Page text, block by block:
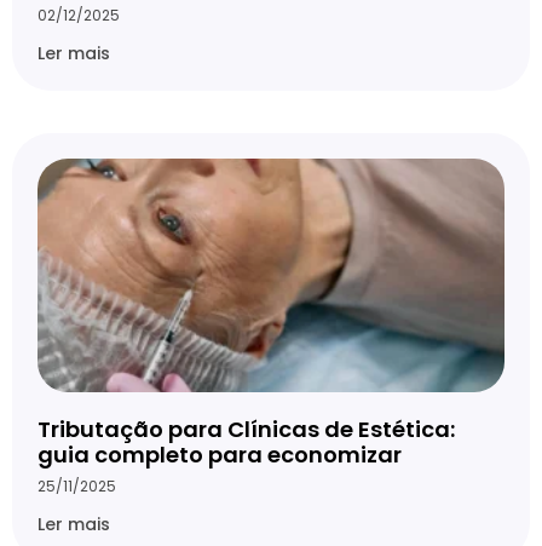
02/12/2025
Ler mais
Tributação para Clínicas de Estética:
guia completo para economizar
25/11/2025
Ler mais